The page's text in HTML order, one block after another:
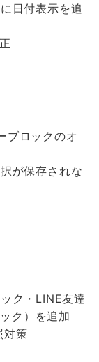
日付表示を追
ブロックのオ
が保存されな
ク・LINE友達
ク）を追加
対策